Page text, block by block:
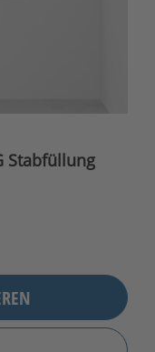
verzinkt FSG Stabfüllung